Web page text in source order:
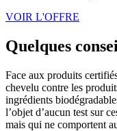
VOIR L'OFFRE
Quelques
Face aux produits
chevelu contre les
ingrédients
l’objet d’aucun test sur
mais qui ne comportent